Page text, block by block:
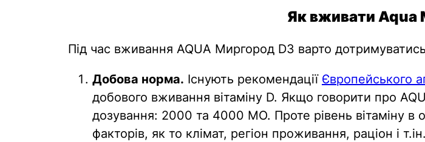
Як вживати Aqua
Під час вживання AQUA Миргород D3 варто
Добова норма. Існують рекомендації Європейського
добового вживання вітаміну D. Якщо говорити про
дозування: 2000 та 4000 МО. Проте рівень вітаміну в
факторів, як то клімат, регіон проживання, раціон і